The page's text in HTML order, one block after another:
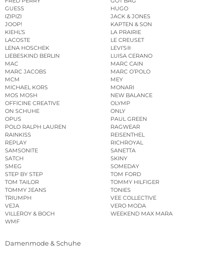
GUESS
HUGO
IZIPIZI
JACK & JONES
JOOP!
KAPTEN & SON
KIEHL’S
LA PRAIRIE
LACOSTE
LE CREUSET
LENA HOSCHEK
LEVI’S®
LIEBESKIND BERLIN
LUISA CERANO
MAC
MARC CAIN
MARC JACOBS
MARC O’POLO
MCM
MEY
MICHAEL KORS
MONARI
MOS MOSH
NEW BALANCE
OFFICINE CREATIVE
OLYMP
ON SCHUHE
ONLY
OPUS
PAUL GREEN
POLO RALPH LAUREN
RAGWEAR
RAINKISS
REISENTHEL
REPLAY
RICHROYAL
SAMSONITE
SANETTA
SATCH
SKINY
SMEG
SOMEDAY
STEP BY STEP
TOM FORD
TOM TAILOR
TOMMY HILFIGER
TOMMY JEANS
TONIES
TRIUMPH
VEE COLLECTIVE
VEJA
VERO MODA
VILLEROY & BOCH
WEEKEND MAX MARA
WMF
Damenmode & Schuhe